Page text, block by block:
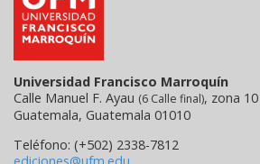
Universidad Francisco Marroquín
Calle Manuel F. Ayau (6 Calle final), zona 10
Guatemala, Guatemala 01010
Teléfono: (+502) 2338-7812
ediciones@ufm.edu